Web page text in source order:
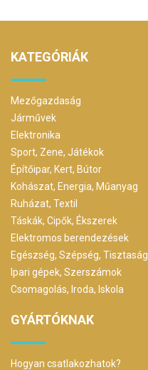
KATEGÓRIÁK
Mezőgazdaság
Járművek
Elektronika
Sport, Zene, Játékok
Építőipar, Kert, Bútor
Kohászat, Energia, Műanyag
Ruházat, Textil
Táskák, Cipők, Ékszerek
Elektromos berendezések
Egészség, Szépség, Tisztaság
Ipari gépek, Szerszámok
Csomagolás, Iroda, Iskola
GYÁRTÓKNAK
Hogyan csatlakozhatok?